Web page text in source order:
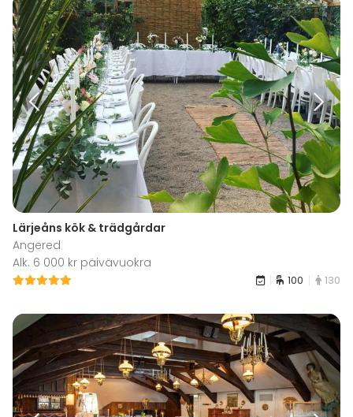
Lärjeåns kök & trädgårdar
Angered
Alk. 6 000 kr päivävuokra
100 130